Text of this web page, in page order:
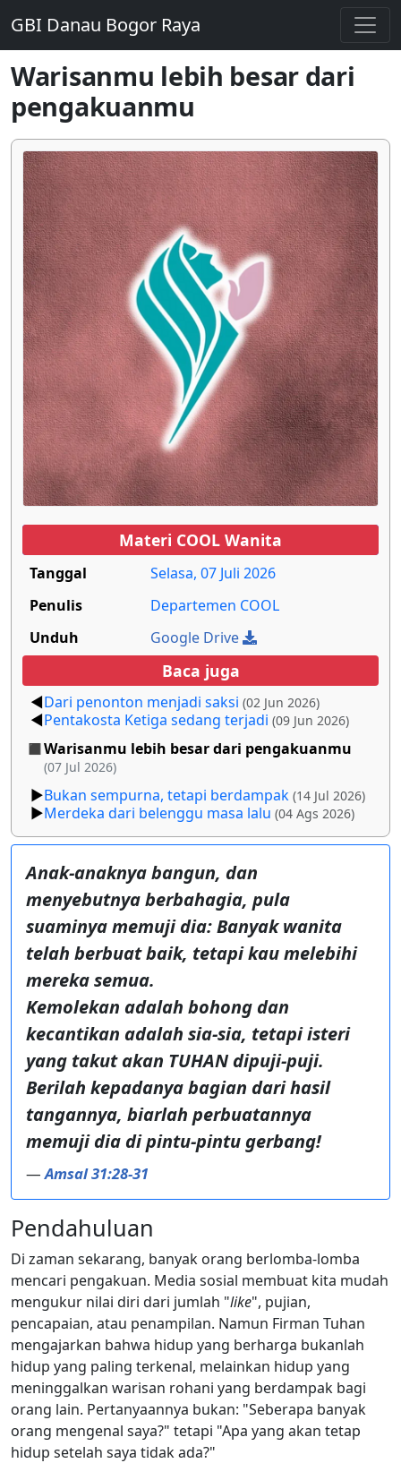
GBI Danau Bogor Raya
Warisanmu lebih besar dari
pengakuanmu
Materi COOL Wanita
Tanggal
Selasa, 07 Juli 2026
Penulis
Departemen COOL
Unduh
Google Drive
Baca juga
Dari penonton menjadi saksi (02 Jun 2026)
Pentakosta Ketiga sedang terjadi (09 Jun 2026)
Warisanmu lebih besar dari pengakuanmu
(07 Jul 2026)
Bukan sempurna, tetapi berdampak (14 Jul 2026)
Merdeka dari belenggu masa lalu (04 Ags 2026)
Anak-anaknya bangun, dan
menyebutnya berbahagia, pula
suaminya memuji dia: Banyak wanita
telah berbuat baik, tetapi kau melebihi
mereka semua.
Kemolekan adalah bohong dan
kecantikan adalah sia-sia, tetapi isteri
yang takut akan TUHAN dipuji-puji.
Berilah kepadanya bagian dari hasil
tangannya, biarlah perbuatannya
memuji dia di pintu-pintu gerbang!
—Amsal 31:28-31
Pendahuluan
Di zaman sekarang, banyak orang berlomba-lomba
mencari pengakuan. Media sosial membuat kita mudah
mengukur nilai diri dari jumlah "like", pujian,
pencapaian, atau penampilan. Namun Firman Tuhan
mengajarkan bahwa hidup yang berharga bukanlah
hidup yang paling terkenal, melainkan hidup yang
meninggalkan warisan rohani yang berdampak bagi
orang lain. Pertanyaannya bukan: "Seberapa banyak
orang mengenal saya?" tetapi "Apa yang akan tetap
hidup setelah saya tidak ada?"